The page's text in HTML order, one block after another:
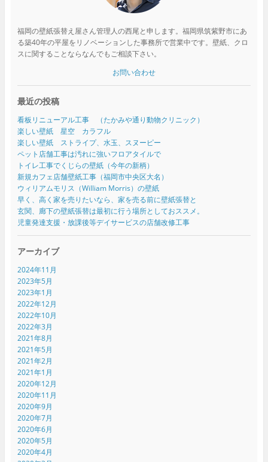
福岡の壁紙張替え屋さん管理人の西尾と申します。福岡県筑紫野市にあ
る築40年の平屋をリノベーションした事務所で営業中です。壁紙、クロ
スに関することならなんでもご相談下さい。
お問い合わせ
最近の投稿
看板リニューアル工事 （たかみや通り動物クリニック）
楽しい壁紙 星空 カラフル
楽しい壁紙 ストライプ、水玉、スヌーピー
ペット店舗工事は汚れに強いフロアタイルで
トイレ工事でくじらの壁紙（今年の新柄）
新規カフェ店舗壁紙工事（福岡市中央区大名）
ウィリアムモリス（William Morris）の壁紙
早く、高く家を売りたいなら、家を売る前に壁紙張替と
玄関、廊下の壁紙張替は最初に行う場所としておススメ。
児童発達支援・放課後等デイサービスの店舗改修工事
アーカイブ
2024年11月
2023年5月
2023年1月
2022年12月
2022年10月
2022年3月
2021年8月
2021年5月
2021年2月
2021年1月
2020年12月
2020年11月
2020年9月
2020年7月
2020年6月
2020年5月
2020年4月